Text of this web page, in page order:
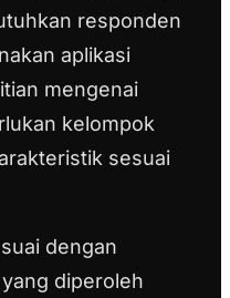
responden
aplikasi
mengenai
kelompok
sesuai
dengan
diperoleh